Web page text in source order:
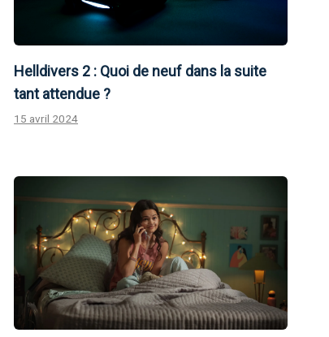
Helldivers 2 : Quoi de neuf dans la suite
tant attendue ?
15 avril 2024